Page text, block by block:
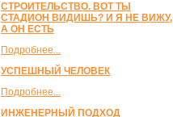
СТРОИТЕЛЬСТВО. ВОТ ТЫ
СТАДИОН ВИДИШЬ? И Я НЕ ВИЖУ,
А ОН ЕСТЬ
Подробнее...
УСПЕШНЫЙ ЧЕЛОВЕК
Подробнее...
ИНЖЕНЕРНЫЙ ПОДХОД